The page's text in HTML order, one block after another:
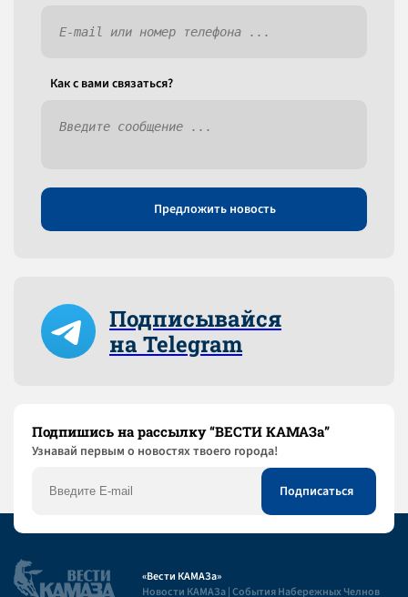
Как c вами связаться?
Предложить новость
Подписывайся
на Telegram
Подпишись на рассылку “ВЕСТИ КАМАЗа”
Узнaвай первым о новостях твоего города!
«Вести КАМАЗа»
Новости КАМАЗа | События Набережных Челнов